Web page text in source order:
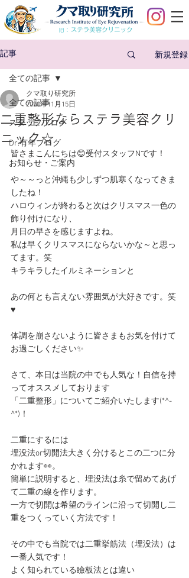
旧：
記事 新規登録
全ての記事
スタッフブログ
Dr.有年ブログ
お知らせ・ご案内
全ての記事
二重整形ならステラ美容クリ
ニック☆
クマ取り研究所
2020年11月15日
皆さまこんにちは😊受付スタッフNです！
や～～っと沖縄も少しずつ肌寒くなってきま
したね！
ハロウィンが終わると次はクリスマス一色の
飾り付けになり、
月日の早さを感じますよね。
私は早くクリスマスにならないかな～と思っ
てます。笑
キラキラしたイルミネーションと
あの何とも言えない雰囲気が大好きです。笑
♥
体調を崩さないように皆さまもお気を付けて
お過ごしください✨
さて、本日は当院の中でも人気な！自信を持
ってオススメしております
「二重整形」についてご紹介いたします(*^-
^*)！
二重にするには
埋没法or切開法大きく分けるとこの二つに分
かれます👀。
簡単に説明すると、埋没法は糸で留めてあげ
て二重の線を作ります。
一方で切開は希望のラインに沿って切開し二
重をつくっていく方法です！
その中でも当院では二重挙筋法（埋没法）は
一番人気です！
よく知られている瞼板法とは違い